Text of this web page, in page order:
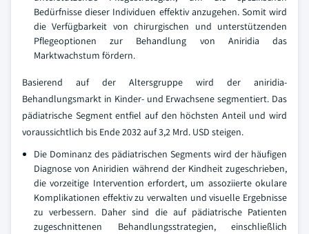
Bedürfnisse dieser Individuen effektiv anzugehen. Somit wird
die Verfügbarkeit von chirurgischen und unterstützenden
Pflegeoptionen zur Behandlung von Aniridia das
Marktwachstum fördern.
Basierend auf der Altersgruppe wird der aniridia-
Behandlungsmarkt in Kinder- und Erwachsene segmentiert. Das
pädiatrische Segment entfiel auf den höchsten Anteil und wird
voraussichtlich bis Ende 2032 auf 3,2 Mrd. USD steigen.
Die Dominanz des pädiatrischen Segments wird der häufigen
Diagnose von Aniridien während der Kindheit zugeschrieben,
die vorzeitige Intervention erfordert, um assoziierte okulare
Komplikationen effektiv zu verwalten und visuelle Ergebnisse
zu verbessern. Daher sind die auf pädiatrische Patienten
zugeschnittenen Behandlungsstrategien, einschließlich